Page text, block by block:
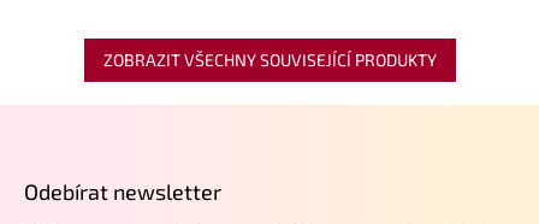
ZOBRAZIT VŠECHNY SOUVISEJÍCÍ PRODUKTY
Odebírat newsletter